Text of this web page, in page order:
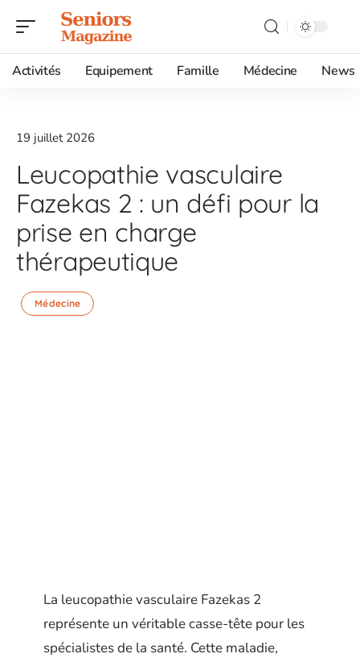
Activités Equipement Famille Médecine News
19 juillet 2026
Leucopathie vasculaire
Fazekas 2 : un défi pour la
prise en charge
thérapeutique
Médecine
La leucopathie vasculaire Fazekas 2
représente un véritable casse-tête pour les
spécialistes de la santé. Cette maladie,